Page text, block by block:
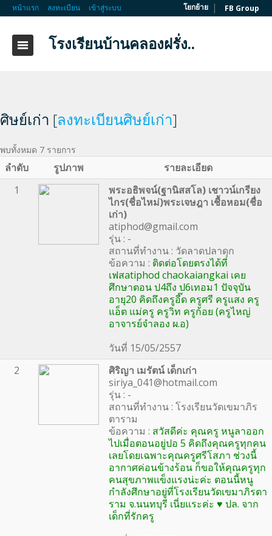
หน้าแรก ลงทะเบียน เข้าสู่ระบบ โยกย้าย | FB Group
โรงเรียนบ้านคลองฝรั่ง..
ศิษย์เก่า [ลงทะเบียนศิษย์เก่า]
พบทั้งหมด 7 รายการ
ลำดับ รูปภาพ
รายละเอียด
1
พระอธิพจน์(ฐานิสสโล) เชาวน์เกรียง
ไกร(ชื่อไหม่)พระเจษฎา เชื้อหอม(ชื่อ
เก่า)
atiphod@gmail.com
รุ่น : -
สถานที่ทำงาน : วัดลาดปลาดุก
ข้อความ : ติดต่อโดยตรงได้ที่
เฟสatiphod chaokaiangkai เคย
ศึกษาตอน ป4ถึง ป6เทอม1 ปัจจุบัน
อายุ20 คิดถึงครูอี๊ด ครูศรี ครูแสง ครู
แอ็ต แม่ครู ครูวิท ครูก้อย (ครูไหญ่
อาจารย์จำลอง ผ.อ)
วันที่ 15/05/2557
2
ศิริญา เมรัตน์ เด็กเก่า
siriya_041@hotmail.com
รุ่น : -
สถานที่ทำงาน : โรงเรียนวัดเขมาภิร
ตาราม
ข้อความ : สวัสดีค่ะ คุณครู หนูลาออก
ไปเมื่อตอนอยู่ปอ 5 คิดถึงคุณครูทุกคน
เลยโดยเฉพาะคุณครูศรีโสภา ช่วงนี้
อากาศค่อนข้างร้อน ก็ขอให้คุณครูทุก
คนสุขภาพแข็งแรงน่ะค่ะ ตอนนี้หนู
กำลังศึกษาอยู่ที่โรงเรียนวัดเขมาภิรตา
ราม จ.นนทบุรี เนี่ยแระค่ะ ♥ ปล. จาก
เด็กที่รักครู